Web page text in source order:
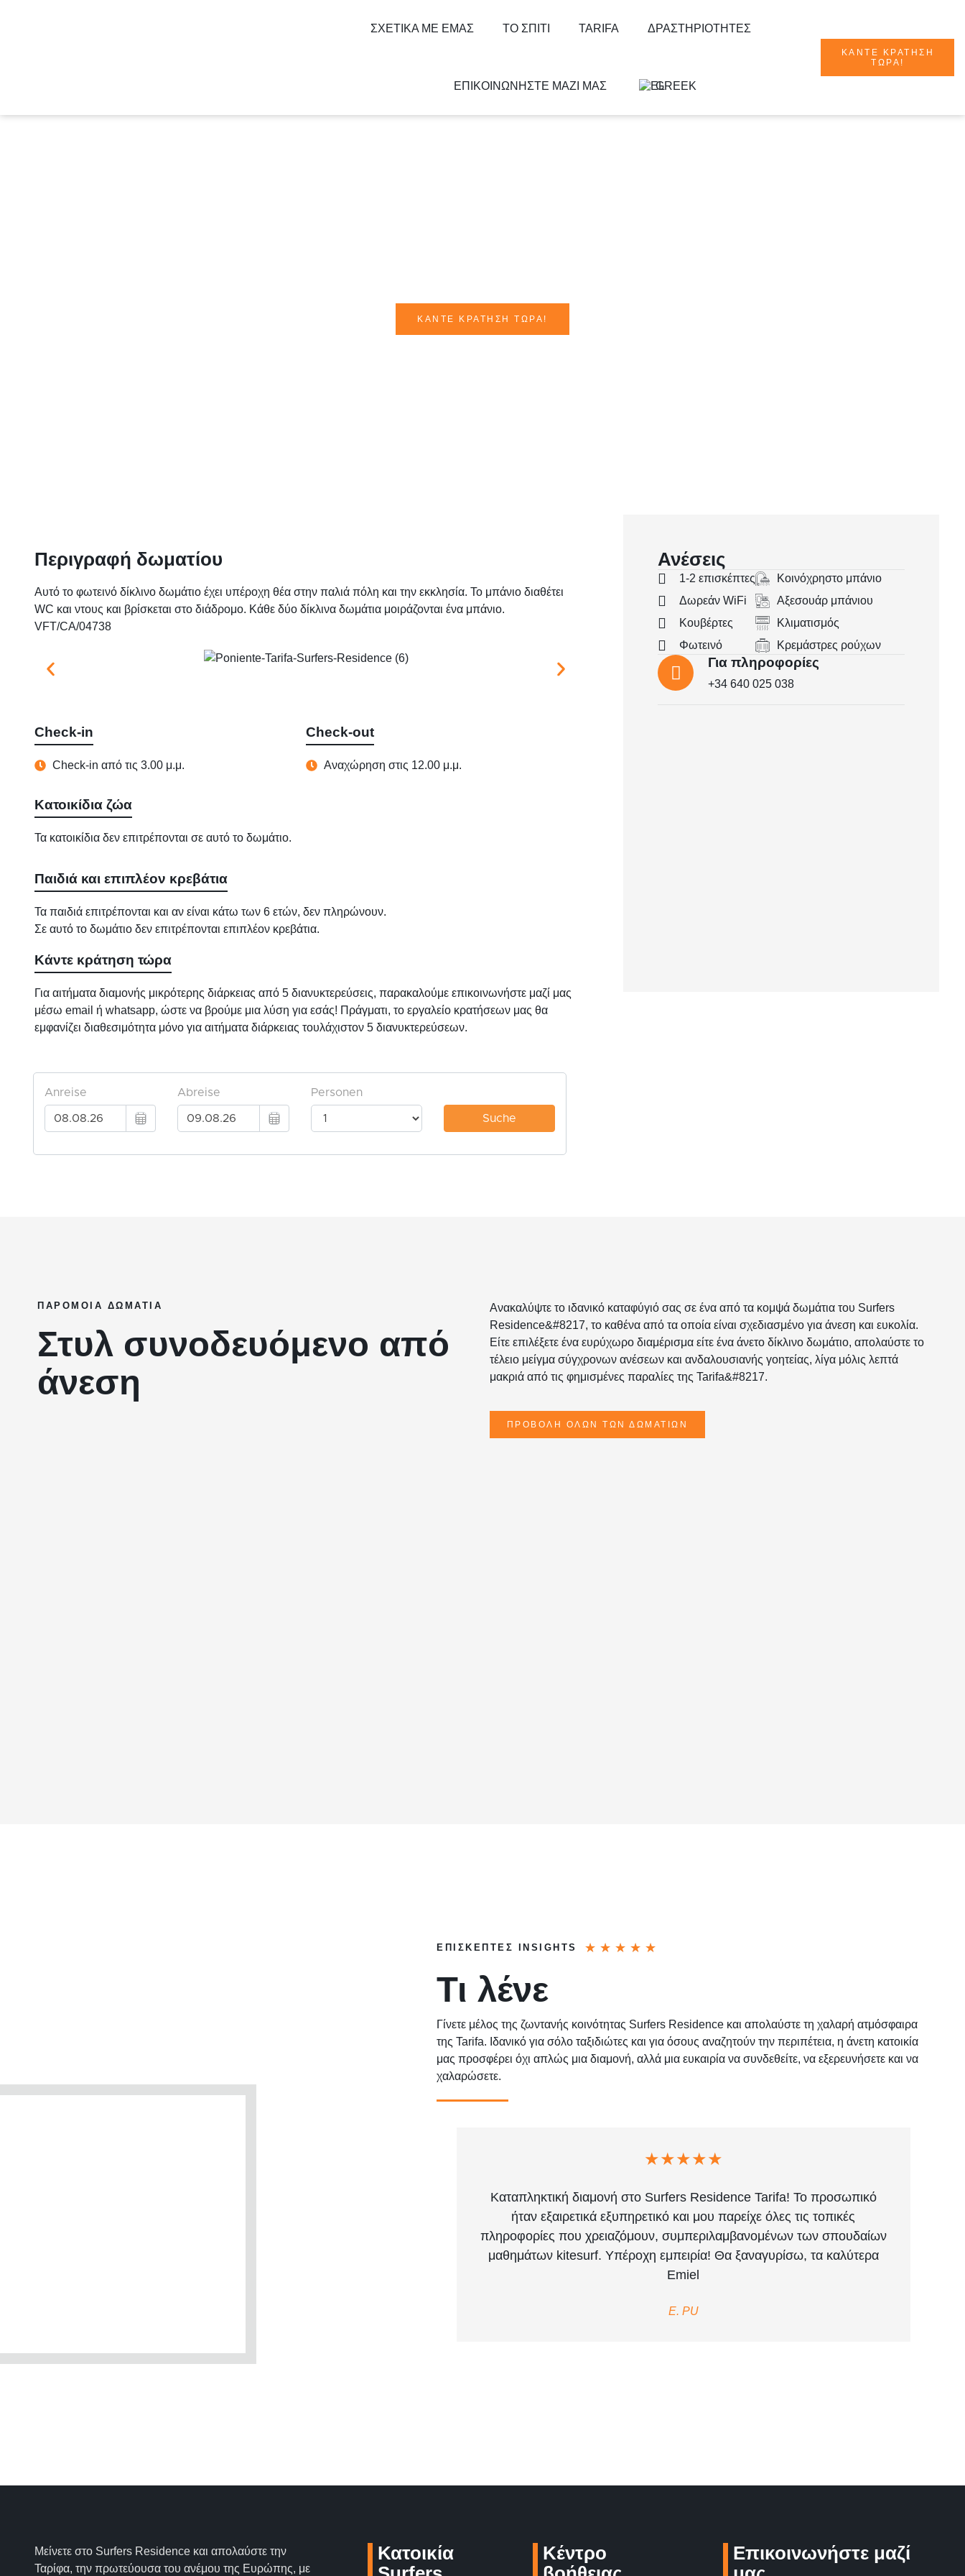
ΣΧΕΤΙΚΆ ΜΕ ΕΜΆΣ ΤΟ ΣΠΊΤΙ TARIFA ΔΡΑΣΤΗΡΙΌΤΗΤΕΣ
ΕΠΙΚΟΙΝΩΝΉΣΤΕ ΜΑΖΊ ΜΑΣ GREEK
ΚΆΝΤΕ ΚΡΆΤΗΣΗ
ΤΏΡΑ!
ΚΆΝΤΕ ΚΡΆΤΗΣΗ ΤΏΡΑ!
Περιγραφή δωματίου
Αυτό το φωτεινό δίκλινο δωμάτιο έχει υπέροχη θέα στην παλιά πόλη και την εκκλησία. Το μπάνιο διαθέτει
WC και ντους και βρίσκεται στο διάδρομο. Κάθε δύο δίκλινα δωμάτια μοιράζονται ένα μπάνιο.
VFT/CA/04738
Check-in
Check-in από τις 3.00 μ.μ.
Check-out
Αναχώρηση στις 12.00 μ.μ.
Κατοικίδια ζώα
Τα κατοικίδια δεν επιτρέπονται σε αυτό το δωμάτιο.
Παιδιά και επιπλέον κρεβάτια
Τα παιδιά επιτρέπονται και αν είναι κάτω των 6 ετών, δεν πληρώνουν.
Σε αυτό το δωμάτιο δεν επιτρέπονται επιπλέον κρεβάτια.
Κάντε κράτηση τώρα
Για αιτήματα διαμονής μικρότερης διάρκειας από 5 διανυκτερεύσεις, παρακαλούμε επικοινωνήστε μαζί μας
μέσω email ή whatsapp, ώστε να βρούμε μια λύση για εσάς! Πράγματι, το εργαλείο κρατήσεων μας θα
εμφανίζει διαθεσιμότητα μόνο για αιτήματα διάρκειας τουλάχιστον 5 διανυκτερεύσεων.
Ανέσεις
1-2 επισκέπτες
Δωρεάν WiFi
Κουβέρτες
Φωτεινό
Κοινόχρηστο μπάνιο
Αξεσουάρ μπάνιου
Κλιματισμός
Κρεμάστρες ρούχων
Για πληροφορίες
+34 640 025 038
ΠΑΡΌΜΟΙΑ ΔΩΜΆΤΙΑ
Στυλ συνοδευόμενο από
άνεση
Ανακαλύψτε το ιδανικό καταφύγιό σας σε ένα από τα κομψά δωμάτια του Surfers
Residence&#8217, το καθένα από τα οποία είναι σχεδιασμένο για άνεση και ευκολία.
Είτε επιλέξετε ένα ευρύχωρο διαμέρισμα είτε ένα άνετο δίκλινο δωμάτιο, απολαύστε το
τέλειο μείγμα σύγχρονων ανέσεων και ανδαλουσιανής γοητείας, λίγα μόλις λεπτά
μακριά από τις φημισμένες παραλίες της Tarifa&#8217.
ΠΡΟΒΟΛΉ ΌΛΩΝ ΤΩΝ ΔΩΜΑΤΊΩΝ
ΕΠΙΣΚΈΠΤΕΣ INSIGHTS ★ ★ ★ ★ ★
Τι λένε
Γίνετε μέλος της ζωντανής κοινότητας Surfers Residence και απολαύστε τη χαλαρή ατμόσφαιρα
της Tarifa. Ιδανικό για σόλο ταξιδιώτες και για όσους αναζητούν την περιπέτεια, η άνετη κατοικία
μας προσφέρει όχι απλώς μια διαμονή, αλλά μια ευκαιρία να συνδεθείτε, να εξερευνήσετε και να
χαλαρώσετε.
★★★★★
Καταπληκτική διαμονή στο Surfers Residence Tarifa! Το προσωπικό
ήταν εξαιρετικά εξυπηρετικό και μου παρείχε όλες τις τοπικές
πληροφορίες που χρειαζόμουν, συμπεριλαμβανομένων των σπουδαίων
μαθημάτων kitesurf. Υπέροχη εμπειρία! Θα ξαναγυρίσω, τα καλύτερα
Emiel
E. PU
Μείνετε στο Surfers Residence και απολαύστε την
Ταρίφα, την πρωτεύουσα του ανέμου της Ευρώπης, με
Κατοικία
Κέντρο
Επικοινωνήστε μαζί